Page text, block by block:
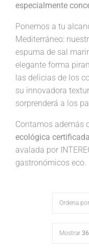
especialmente
Ponemos a tu
Mediterráneo:
espuma de sal
elegante forma
las delicias de los
su innovadora
sorprenderá a los
Contamos además
ecológica certificada
avalada por
gastronómicos eco.
Ordena por
Mostrar